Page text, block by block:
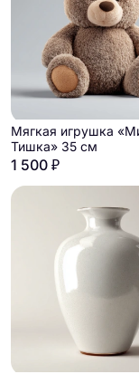
Мягкая игрушка
Тишка» 35 см
1 500 ₽